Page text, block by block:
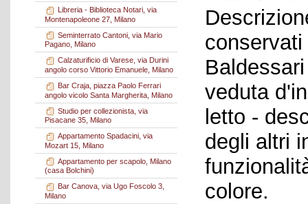
Libreria - Biblioteca Notari, via
Montenapoleone 27, Milano
Seminterrato Cantoni, via Mario
Pagano, Milano
Calzaturificio di Varese, via Durini
angolo corso Vittorio Emanuele, Milano
Bar Craja, piazza Paolo Ferrari
angolo vicolo Santa Margherita, Milano
Studio per collezionista, via
Pisacane 35, Milano
Appartamento Spadacini, via
Mozart 15, Milano
Appartamento per scapolo, Milano
(casa Bolchini)
Bar Canova, via Ugo Foscolo 3,
Milano
veduta
letto -
degli altri
colore.